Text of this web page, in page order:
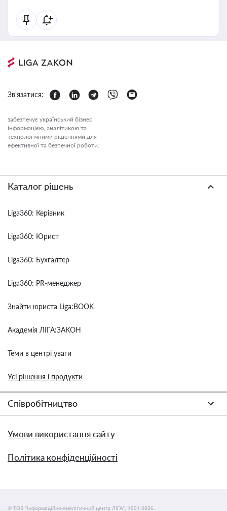
Зв'язатися:
забезпечує український бізнес
інформацією, аналітикою та
технологічними рішеннями для
ефективної та безпечної роботи.
Каталог рішень
Liga360: Керівник
Liga360: Юрист
Liga360: Бухгалтер
Liga360: PR-менеджер
Знайти юриста Liga:BOOK
Академія ЛІГА:ЗАКОН
Теми в центрі уваги
Усі рішення і продукти
Співробітництво
Умови використання сайту
Політика конфіденційності
© ТОВ "інформаційно-аналітичний центр ЛІГА", 1991-2026.